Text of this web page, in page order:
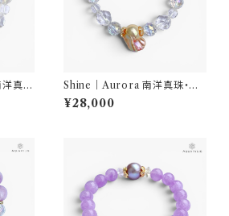
真
Shine｜Aurora 南洋真珠・水
晶 ブレスレット｜AQUARYLI
S
¥28,000